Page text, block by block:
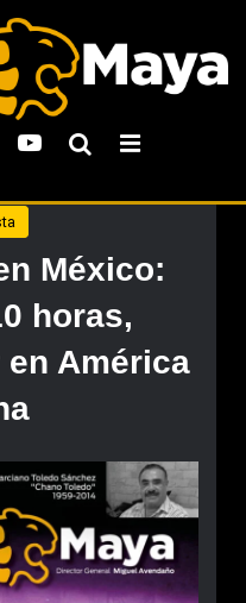
México:
horas,
América